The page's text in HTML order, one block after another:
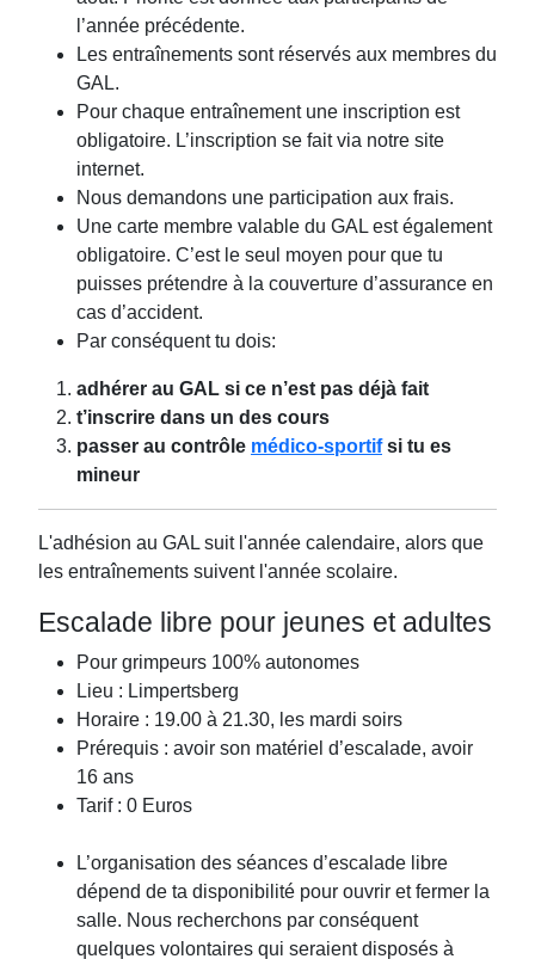
l’année précédente.
Les entraînements sont réservés aux membres du
GAL.
Pour chaque entraînement une inscription est
obligatoire. L’inscription se fait via notre site
internet.
Nous demandons une participation aux frais.
Une carte membre valable du GAL est également
obligatoire. C’est le seul moyen pour que tu
puisses prétendre à la couverture d’assurance en
cas d’accident.
Par conséquent tu dois:
adhérer au GAL si ce n’est pas déjà fait
t’inscrire dans un des cours
passer au contrôle médico-sportifsi tu es
mineur
L'adhésion au GAL suit l'année calendaire, alors que
les entraînements suivent l'année scolaire.
Escalade libre pour jeunes et adultes
Pour grimpeurs 100% autonomes
Lieu : Limpertsberg
Horaire : 19.00 à 21.30, les mardi soirs
Prérequis : avoir son matériel d’escalade, avoir
16 ans
Tarif : 0 Euros
L’organisation des séances d’escalade libre
dépend de ta disponibilité pour ouvrir et fermer la
salle. Nous recherchons par conséquent
quelques volontaires qui seraient disposés à